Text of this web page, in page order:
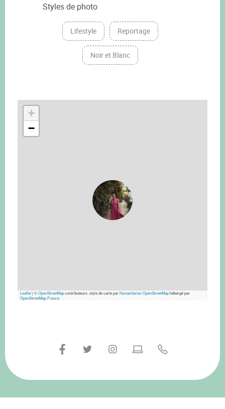
Styles de photo
Lifestyle Reportage
Noir et Blanc
+
−
Leaflet|©OpenStreetMapcontributeurs, style de carte parHumanitarian OpenStreetMaphébergé par
OpenStreetMap France